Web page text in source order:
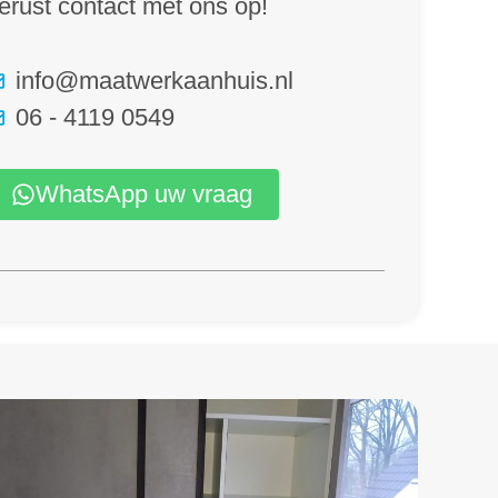
contact met ons op!
info@maatwerkaanhuis.nl
06 - 4119 0549
WhatsApp uw vraag